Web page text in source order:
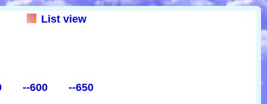
List view
--600 --650